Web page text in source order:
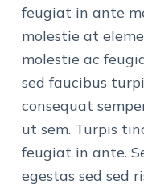
feugiat in ante
molestie at
molestie ac
sed faucibus
consequat
ut sem. Turpis
feugiat in ante.
egestas sed sed